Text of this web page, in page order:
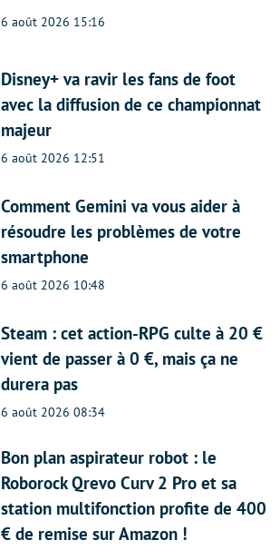
6 août 2026 15:16
Disney+ va ravir les fans de foot
avec la diffusion de ce championnat
majeur
6 août 2026 12:51
Comment Gemini va vous aider à
résoudre les problèmes de votre
smartphone
6 août 2026 10:48
Steam : cet action-RPG culte à 20 €
vient de passer à 0 €, mais ça ne
durera pas
6 août 2026 08:34
Bon plan aspirateur robot : le
Roborock Qrevo Curv 2 Pro et sa
station multifonction profite de 400
€ de remise sur Amazon !